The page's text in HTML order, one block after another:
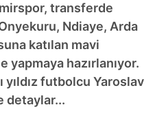
transferde
Ndiaye, Arda
katılan mavi
hazırlanıyor.
yıldız futbolcu Yaroslav
detaylar...